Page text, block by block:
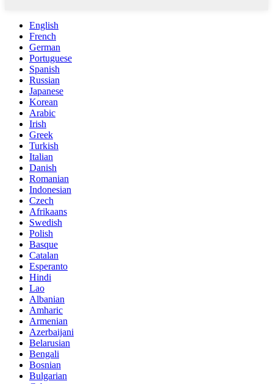
English
French
German
Portuguese
Spanish
Russian
Japanese
Korean
Arabic
Irish
Greek
Turkish
Italian
Danish
Romanian
Indonesian
Czech
Afrikaans
Swedish
Polish
Basque
Catalan
Esperanto
Hindi
Lao
Albanian
Amharic
Armenian
Azerbaijani
Belarusian
Bengali
Bosnian
Bulgarian